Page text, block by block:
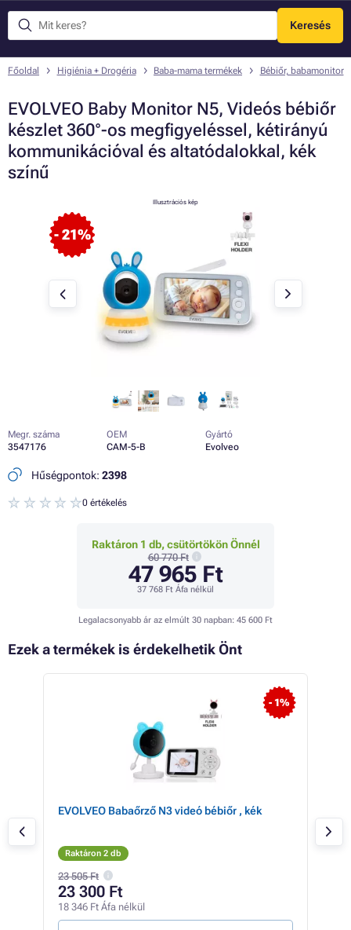
Keresés
Menü
Főoldal Higiénia + Drogéria Baba-mama termékek Bébiőr, babamonitor
EVOLVEO Baby Monitor N5, Videós bébiőr
készlet 360°-os megfigyeléssel, kétirányú
kommunikációval és altatódalokkal, kék
színű
- 21%
Illusztrációs kép
Megr. száma
3547176
OEM
CAM-5-B
Gyártó
Evolveo
Hűségpontok: 2398
0 értékelés
Raktáron 1 db, csütörtökön Önnél
60 770 Ft
47 965 Ft
37 768 Ft Áfa nélkül
Legalacsonyabb ár az elmúlt 30 napban: 45 600 Ft
Ezek a termékek is érdekelhetik Önt
- 1%
EVOLVEO Babaőrző N3 videó bébiőr , kék
Raktáron 2 db
23 505 Ft
23 300 Ft
18 346 Ft Áfa nélkül